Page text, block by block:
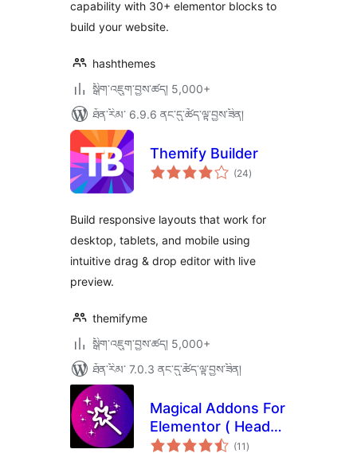
capability with 30+ elementor blocks to
build your website.
hashthemes
སྒྲིག་འཇུག་བྱས་ཚད། 5,000+
ཐོན་རིམ་ 6.9.6 ནང་དུ་ཚོད་ལྟ་བྱས་ཟིན།
Themify Builder
(24གདེང་
འཇོག་
)
Build responsive layouts that work for
desktop, tablets, and mobile using
intuitive drag & drop editor with live
preview.
themifyme
སྒྲིག་འཇུག་བྱས་ཚད། 5,000+
ཐོན་རིམ་ 7.0.3 ནང་དུ་ཚོད་ལྟ་བྱས་ཟིན།
Magical Addons For
Elementor ( Header
Footer Builder, Free
(11 གདེང་
འཇོག་
)